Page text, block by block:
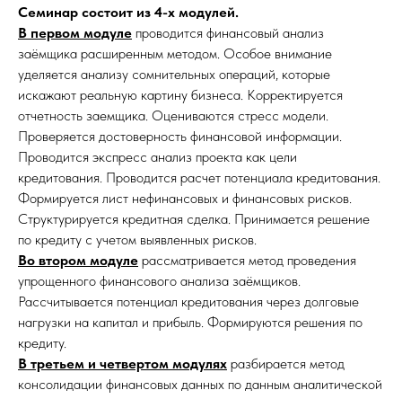
Семинар состоит из 4-х модулей.
В первом модуле проводится финансовый анализ
заёмщика расширенным методом. Особое внимание
уделяется анализу сомнительных операций, которые
искажают реальную картину бизнеса. Корректируется
отчетность заемщика. Оцениваются стресс модели.
Проверяется достоверность финансовой информации.
Проводится экспресс анализ проекта как цели
кредитования. Проводится расчет потенциала кредитования.
Формируется лист нефинансовых и финансовых рисков.
Структурируется кредитная сделка. Принимается решение
по кредиту с учетом выявленных рисков.
Во втором модуле рассматривается метод проведения
упрощенного финансового анализа заёмщиков.
Рассчитывается потенциал кредитования через долговые
нагрузки на капитал и прибыль. Формируются решения по
кредиту.
В третьем и четвертом модулях разбирается метод
консолидации финансовых данных по данным аналитической